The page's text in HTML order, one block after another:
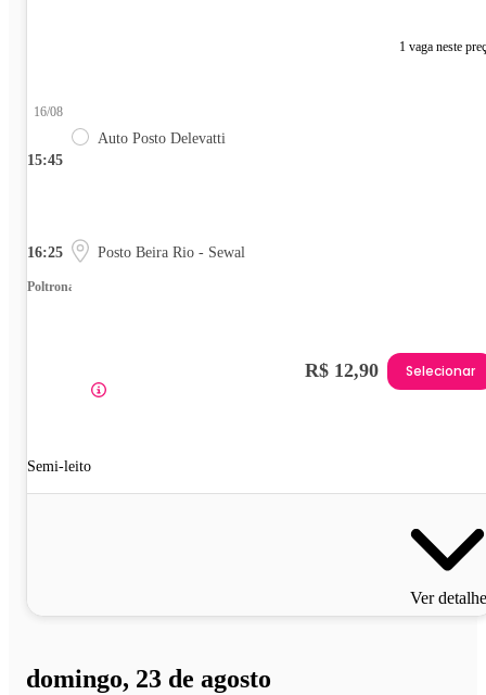
1 vaga neste
15:45
16/08
Auto Posto Delevatti
16:25 Posto Beira Rio - Sewal
Poltrona
Semi-leito
R$ 12,90 Selecionar
Ver
domingo, 23 de agosto